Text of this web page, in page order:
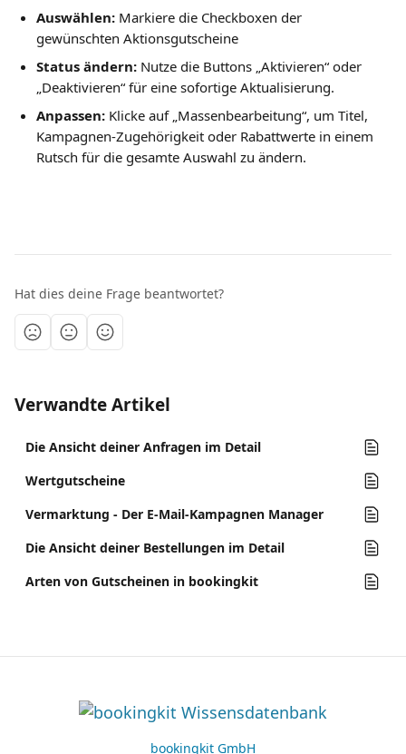
Auswählen: Markiere die Checkboxen der
gewünschten Aktionsgutscheine
Status ändern: Nutze die Buttons „Aktivieren“ oder
„Deaktivieren“ für eine sofortige Aktualisierung.
Anpassen: Klicke auf „Massenbearbeitung“, um Titel,
Kampagnen-Zugehörigkeit oder Rabattwerte in einem
Rutsch für die gesamte Auswahl zu ändern.
Hat dies deine Frage beantwortet?
Verwandte Artikel
Die Ansicht deiner Anfragen im Detail
Wertgutscheine
Vermarktung - Der E-Mail-Kampagnen Manager
Die Ansicht deiner Bestellungen im Detail
Arten von Gutscheinen in bookingkit
bookingkit GmbH